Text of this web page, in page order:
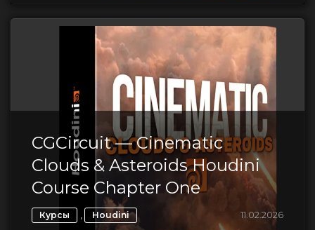
CGCircuit — Cinematic
Clouds & Asteroids Houdini
Course Chapter One
Курсы , Houdini 11.02.2026